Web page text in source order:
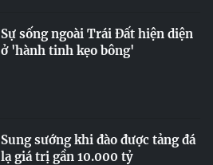
Sự sống ngoài Trái Đất hiện diện
ở 'hành tinh kẹo bông'
Sung sướng khi đào được tảng đá
lạ giá trị gần 10.000 tỷ